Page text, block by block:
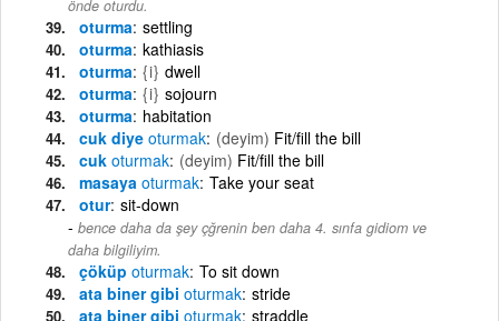
önde oturdu.
oturma settling
oturma kathiasis
oturma {i} dwell
oturma {i} sojourn
oturma habitation
cuk diye oturmak (deyim) Fit/fill the bill
cuk oturmak (deyim) Fit/fill the bill
masaya oturmak Take your seat
otur sit-down
bence daha da şey çğrenin ben daha 4. sınfa gidiom ve
daha bilgiliyim.
çöküp oturmak To sit down
ata biner gibi oturmak stride
ata biner gibi oturmak straddle